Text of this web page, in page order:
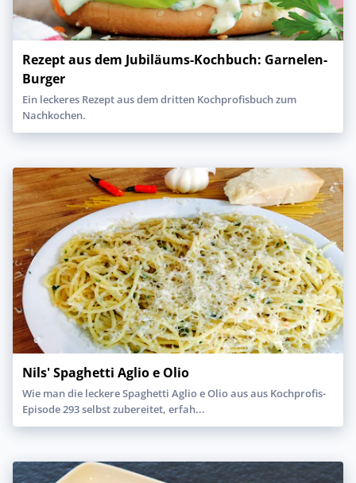
Rezept aus dem Jubiläums-Kochbuch: Garnelen-
Burger
Ein leckeres Rezept aus dem dritten Kochprofisbuch zum
Nachkochen.
Nils' Spaghetti Aglio e Olio
Wie man die leckere Spaghetti Aglio e Olio aus aus Kochprofis-
Episode 293 selbst zubereitet, erfah...